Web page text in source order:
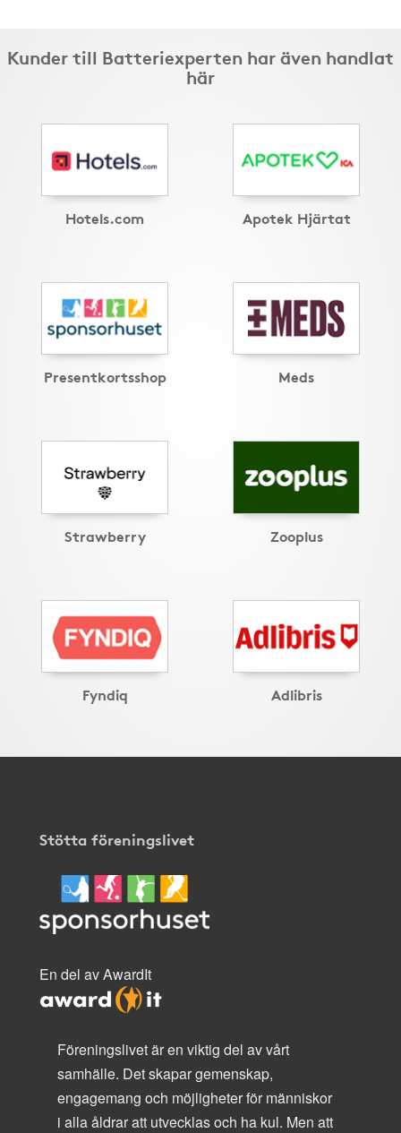
Kunder till Batteriexperten har även handlat
här
Hotels.com Apotek Hjärtat
Presentkortsshop Meds
Strawberry Zooplus
Fyndiq Adlibris
Stötta föreningslivet
En del av AwardIt
Föreningslivet är en viktig del av vårt
samhälle. Det skapar gemenskap,
engagemang och möjligheter för människor
i alla åldrar att utvecklas och ha kul. Men att